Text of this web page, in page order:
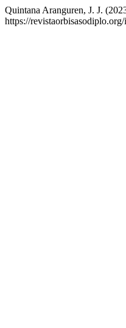
Quintana Aranguren, J. J.
https://